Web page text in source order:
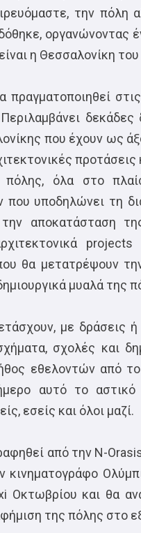
την πόλη
οργανώνοντας
η Θεσσαλονίκη
πραγματοποιηθεί
που έχουν ως
όλα στο
υποδηλώνει τη
αποκατάσταση
θα μετατρέψουν
μυαλά της
με δράσεις
σχολές και
εθελοντών από
αυτό το
εσείς και όλοι μαζί.
από την N-
κινηματογράφο
Οκτωβρίου και θα
της πόλης στο